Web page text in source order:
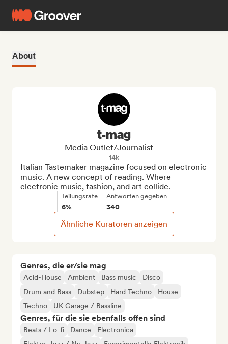
About
Genres, die er/sie mag
Acid-House Ambient Bass music
Disco
Drum and Bass
Dubstep Hard Techno
House
Techno
UK Garage / Bassline
Genres, für die sie ebenfalls offen sind
Beats / Lo-fi Dance
Electronica
t-mag
Media Outlet/Journalist
14k
Italian Tastemaker magazine focused on electronic
music. A new concept of reading. Where
electronic music, fashion, and art collide.
Teilungsrate
6%
Antworten gegeben
340
Ähnliche Kuratoren anzeigen